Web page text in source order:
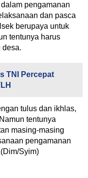
pengamanan
dan pasca
berupaya untuk
tentunya harus
desa.
TNI Percepat
tulus dan ikhlas,
tentunya
masing-masing
pengamanan
Syim)